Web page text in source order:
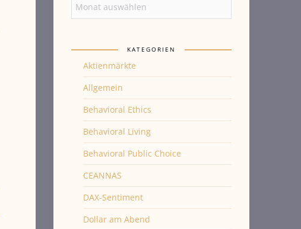
KATEGORIEN
Aktienmärkte
Allgemein
Behavioral Ethics
Behavioral Living
Behavioral Public Choice
CEANNAS
DAX-Sentiment
Dollar am Abend